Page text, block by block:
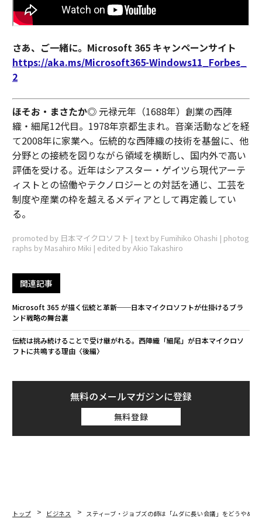
さあ、ご一緒に。Microsoft 365 キャンペーンサイト
https://aka.ms/Microsoft365-Windows11_Forbes_
2
ほそお・まさたか◎ 元禄元年（1688年）創業の西陣
織・細尾12代目。1978年京都生まれ。音楽活動などを経
て2008年に家業へ。伝統的な西陣織の技術を基盤に、他
分野との接続を図りながら領域を横断し、国内外で高い
評価を受ける。近年はシアスター・ゲイツら現代アーテ
ィストとの協働やテクノロジーとの対話を通じ、工芸を
制度や産業の枠を越えるメディアとして再定義してい
る。
promoted by 日本マイクロソフト | text by Fumihiko Ohashi | photog
raphs by Masahiro Miki | edited by Akio Takashiro
関連記事
Microsoft 365 が描く伝統と革新──日本マイクロソフトが仕掛けるブラ
ンド戦略の舞台裏
伝統は挑み続けることで受け継がれる。西陣織「細尾」が日本マイクロソ
フトに共鳴する理由〈後編〉
無料のメールマガジンに登録
無料登録
トップ ビジネス
スティーブ・ジョブズの師は「ムダに長い会議」をどうやめさ